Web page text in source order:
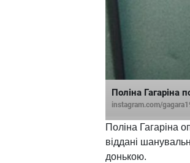
Поліна
instagram.com/
Поліна Гагаріна
віддані
донькою.